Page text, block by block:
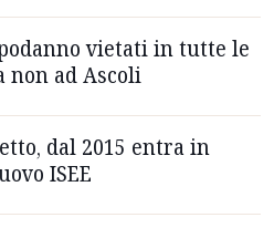
vietati in tutte le
non ad Ascoli
dal 2015 entra in
ISEE